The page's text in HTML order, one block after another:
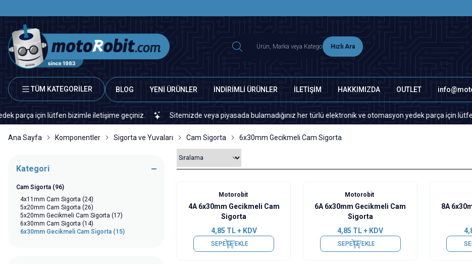
Hızlı Ara
TÜM KATEGORİLER BLOG YENİ ÜRÜNLER İNDİRİMLİ ÜRÜNLER İLETİŞİM HAKKIMIZDA OUTLET
için lütfen bizimle iletişime geçiniz. Sitemizde veya piyasada bulamadığınız her türlü elektronik ve otomasyon yedek parça için lütfen
Ana Sayfa Komponentler Sigorta ve Yuvaları Cam Sigorta 6x30mm Gecikmeli Cam Sigorta
Kategori
Cam Sigorta (96)
4x11mm Cam Sigorta (24)
5x20mm Cam Sigorta (26)
5x20mm Gecikmeli Cam Sigorta (17)
6x30mm Cam Sigorta (14)
6x30mm Gecikmeli Cam Sigorta (15)
Motorobit
4A 6x30mm Gecikmeli Cam
Sigorta
4,85 TL + KDV
SEPETE EKLE
Motorobit
6A 6x30mm Gecikmeli Cam
Sigorta
4,85 TL + KDV
SEPETE EKLE
8A